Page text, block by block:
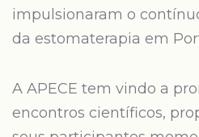
impulsionaram o
da estomaterapia em
A APECE tem vindo a
encontros científicos,